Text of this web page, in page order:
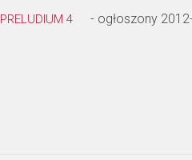
PRELUDIUM 4 - ogłoszony